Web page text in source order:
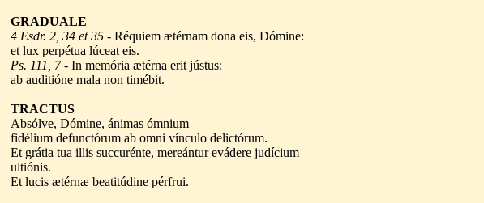
GRADUALE
4 Esdr. 2, 34 et 35 - Réquiem ætérnam dona eis, Dómine:
et lux perpétua lúceat eis.
Ps. 111, 7- In memória ætérna erit jústus:
ab auditióne mala non timébit.
TRACTUS
Absólve, Dómine, ánimas ómnium
fidélium defunctórum ab omni vínculo delictórum.
Et grátia tua illis succurénte, mereántur evádere judícium
ultiónis.
Et lucis ætérnæ beatitúdine pérfrui.